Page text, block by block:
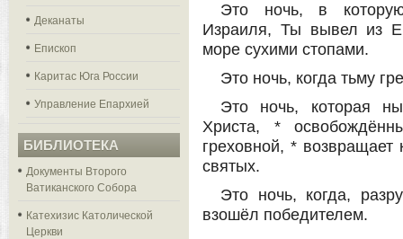
Деканаты
Епископ
Каритас Юга России
Управление Епархией
БИБЛИОТЕКА
Документы Второго
Ватиканского Собора
Катехизис Католической
Церкви
Это ночь, в
Израиля, Ты вывел из
море сухими стопами.
Это ночь, когда тьму
Это ночь, которая
Христа, *
греховной, *
святых.
Это ночь, когда,
взошёл победителем.